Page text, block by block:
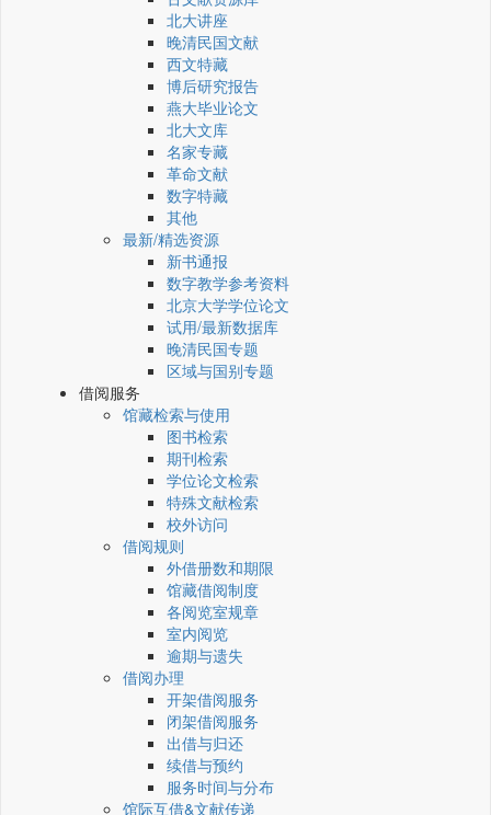
北大讲座
晚清民国文献
西文特藏
博后研究报告
燕大毕业论文
北大文库
名家专藏
革命文献
数字特藏
其他
最新/精选资源
新书通报
数字教学参考资料
北京大学学位论文
试用/最新数据库
晚清民国专题
区域与国别专题
借阅服务
馆藏检索与使用
图书检索
期刊检索
学位论文检索
特殊文献检索
校外访问
借阅规则
外借册数和期限
馆藏借阅制度
各阅览室规章
室内阅览
逾期与遗失
借阅办理
开架借阅服务
闭架借阅服务
出借与归还
续借与预约
服务时间与分布
馆际互借&文献传递